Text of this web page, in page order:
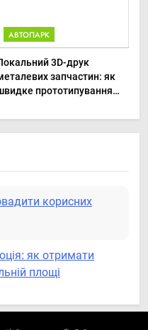
АВТОПАРК
3D-друк
запчастин: як
прототипування
корисних
як отримати
площі
автономні наземні
за органічними